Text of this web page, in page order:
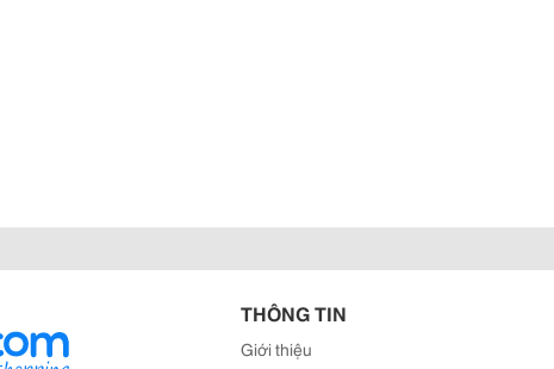
THÔNG TIN
Giới thiệu